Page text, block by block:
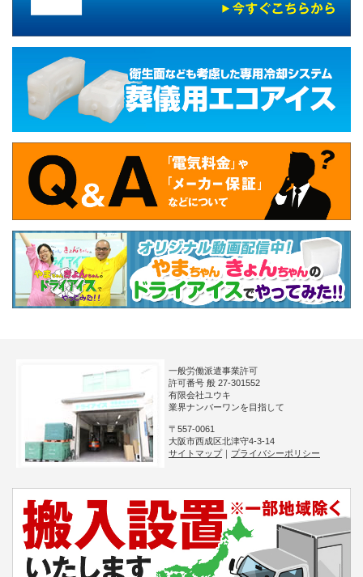
一般労働派遣事業許可
許可番号 般 27-301552
有限会社ユウキ
業界ナンバーワンを目指して
〒557-0061
大阪市西成区北津守4-3-14
サイトマップ｜ プライバシーポリシー